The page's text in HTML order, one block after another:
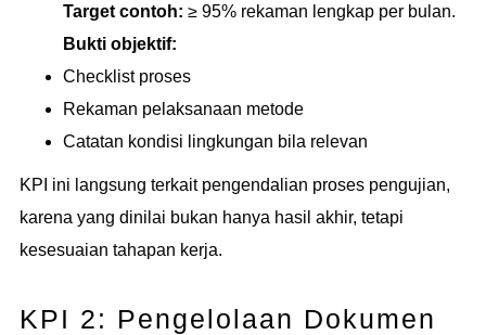
Target contoh: ≥ 95% rekaman lengkap per bulan.
Bukti objektif:
Checklist proses
Rekaman pelaksanaan metode
Catatan kondisi lingkungan bila relevan
KPI ini langsung terkait pengendalian proses pengujian,
karena yang dinilai bukan hanya hasil akhir, tetapi
kesesuaian tahapan kerja.
KPI 2: Pengelolaan Dokumen